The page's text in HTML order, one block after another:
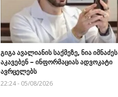
გიგა ავალიანის საქმეზე, ნია იმნაძეს
აკავებენ – ინფორმაციას ადვოკატი
ავრცელებს
22:24 - 05/08/2026